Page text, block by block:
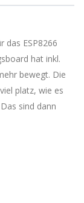
das ESP8266
hat inkl.
bewegt. Die
platz, wie es
sind dann